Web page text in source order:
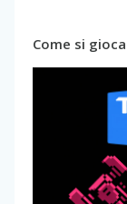
Come si